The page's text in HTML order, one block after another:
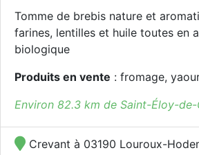
Tomme de brebis nature et
farines, lentilles et huile toutes en
biologique
Produits en vente : fromage,
Environ 82.3 km de Saint-Éloy-de-
Crevant à 03190 Louroux-